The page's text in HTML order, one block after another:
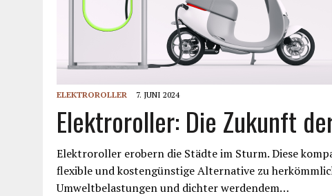
ELEKTROROLLER 7. JUNI 2024
Elektroroller: Die Zukunft
Elektroroller erobern die Städte im Sturm. Diese
flexible und kostengünstige Alternative zu
Umweltbelastungen und dichter werdendem…